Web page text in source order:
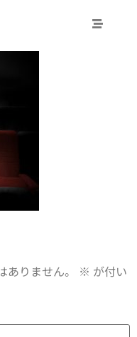
りません。 ※ が付い